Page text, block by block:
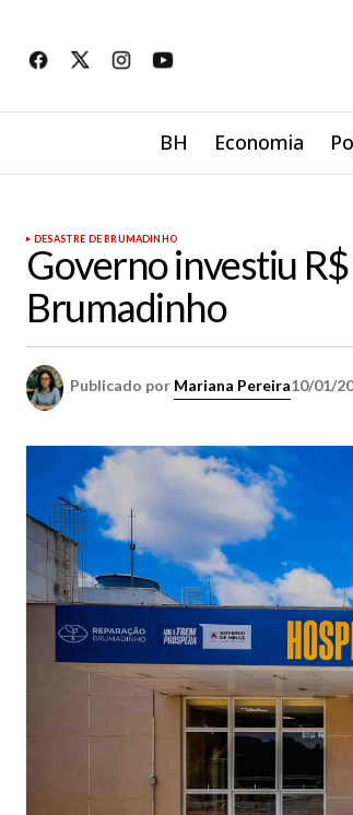
BH Economia
DESASTRE DE BRUMADINHO
Governo investiu
Brumadinho
Publicado por Mariana Pereira10/01/